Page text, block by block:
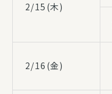
2/15(木)
2/16(金)